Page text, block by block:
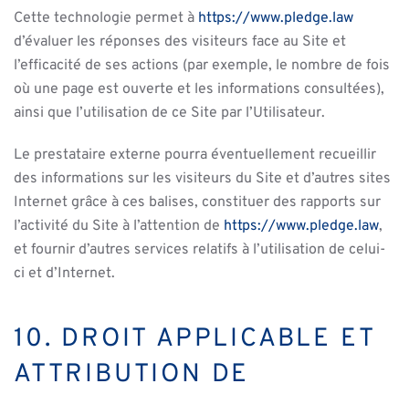
Cette technologie permet à https://www.pledge.law
d’évaluer les réponses des visiteurs face au Site et
l’efficacité de ses actions (par exemple, le nombre de fois
où une page est ouverte et les informations consultées),
ainsi que l’utilisation de ce Site par l’Utilisateur.
Le prestataire externe pourra éventuellement recueillir
des informations sur les visiteurs du Site et d’autres sites
Internet grâce à ces balises, constituer des rapports sur
l’activité du Site à l’attention de https://www.pledge.law,
et fournir d’autres services relatifs à l’utilisation de celui-
ci et d’Internet.
10. DROIT APPLICABLE ET
ATTRIBUTION DE